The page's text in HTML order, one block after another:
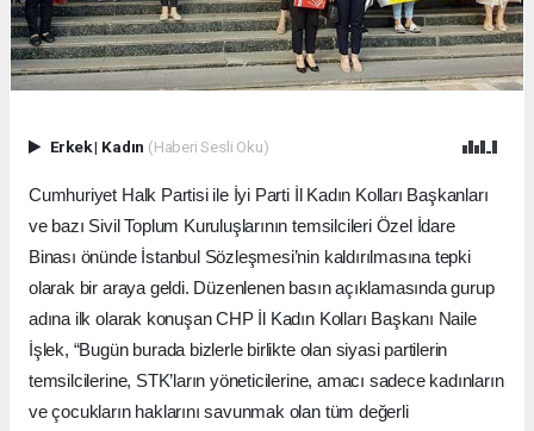
Erkek| Kadın (Haberi Sesli Oku)
Cumhuriyet Halk Partisi ile İyi Parti İl Kadın Kolları Başkanları
ve bazı Sivil Toplum Kuruluşlarının temsilcileri Özel İdare
Binası önünde İstanbul Sözleşmesi’nin kaldırılmasına tepki
olarak bir araya geldi. Düzenlenen basın açıklamasında gurup
adına ilk olarak konuşan CHP İl Kadın Kolları Başkanı Naile
İşlek, “Bugün burada bizlerle birlikte olan siyasi partilerin
temsilcilerine, STK’ların yöneticilerine, amacı sadece kadınların
ve çocukların haklarını savunmak olan tüm değerli